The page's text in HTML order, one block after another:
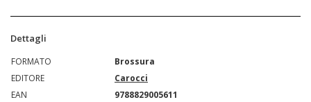
Dettagli
FORMATO
Brossura
EDITORE
Carocci
EAN
9788829005611